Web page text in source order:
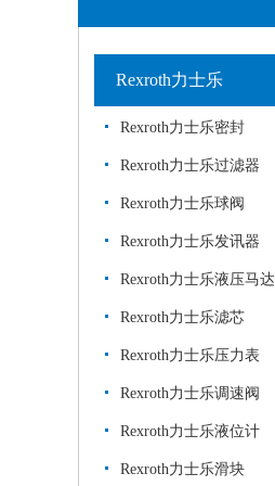
Rexroth力士乐
Rexroth力士乐密封
Rexroth力士乐过滤器
Rexroth力士乐球阀
Rexroth力士乐发讯器
Rexroth力士乐液压马达
Rexroth力士乐滤芯
Rexroth力士乐压力表
Rexroth力士乐调速阀
Rexroth力士乐液位计
Rexroth力士乐滑块